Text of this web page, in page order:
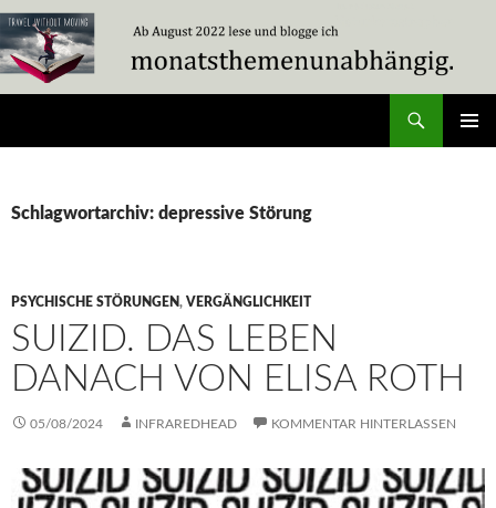
Zum
Inhalt
springen
Schlagwortarchiv: depressive Störung
PSYCHISCHE STÖRUNGEN, VERGÄNGLICHKEIT
SUIZID. DAS LEBEN
DANACH VON ELISA ROTH
05/08/2024 INFRAREDHEAD KOMMENTAR HINTERLASSEN